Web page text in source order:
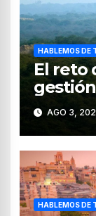
HABLEMOS DE
El reto
deAGO 3,
HABLEMOS DE